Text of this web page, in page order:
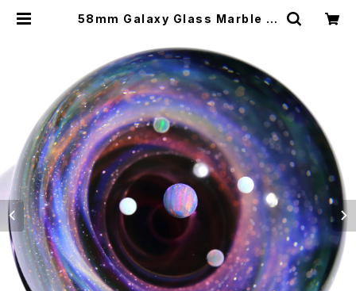
58mm Galaxy Glass Marble 宇
01 | Star Safari Glass Studio